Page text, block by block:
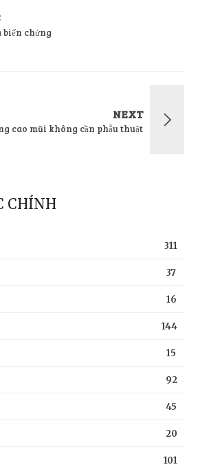
chứng
NEXT
cao mũi không cần phẫu thuật
CHÍNH
311
37
16
144
15
92
45
20
101